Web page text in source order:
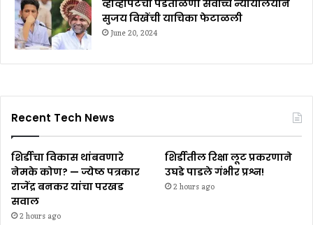
व्हीव्हीपॅटची पडताळणी सर्वोच्च न्यायालयाने
सुजय विखेंची याचिका फेटाळली
June 20, 2024
Recent Tech News
शिर्डीचा विकास थांबवणारे
नेमके कोण? — ज्येष्ठ पत्रकार
राजेंद्र बनकर यांचा परखड
सवाल
2 hours ago
शिर्डीतील रिक्षा लूट प्रकरणाने
उघडे पाडले गंभीर प्रश्न!
2 hours ago